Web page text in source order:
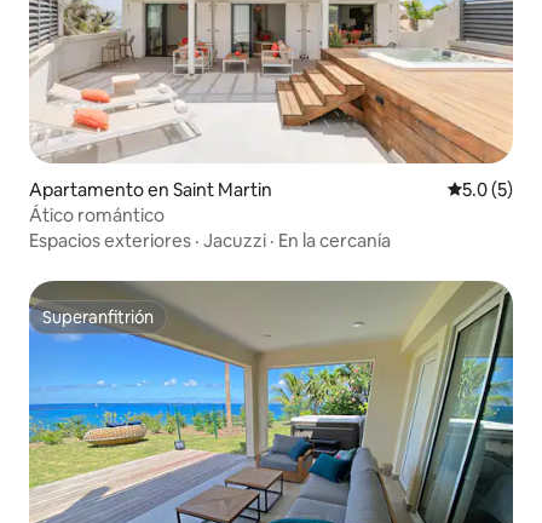
Apartamento en Saint Martin
5.0 (5)
Ático romántico
Espacios exteriores · Jacuzzi · En la cercanía
Superanfitrión
Superanfitrión